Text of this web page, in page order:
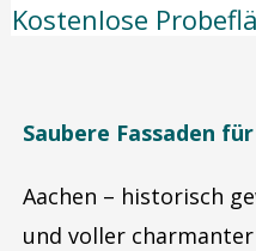
Kostenlose
Saubere Fassaden
Aachen – historisch
und voller